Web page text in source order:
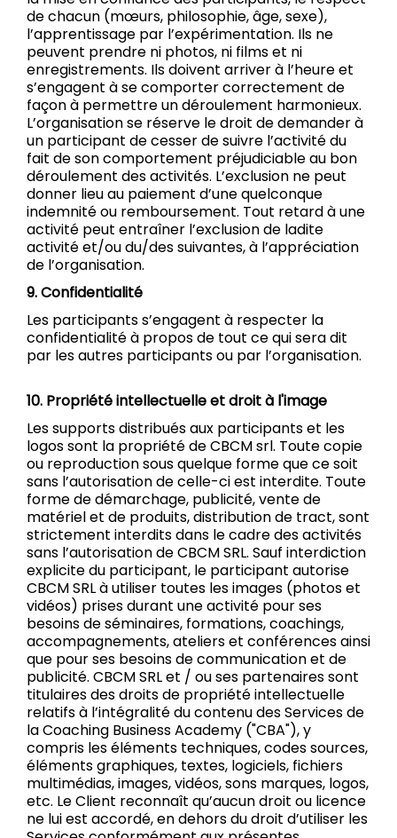
de chacun (mœurs, philosophie, âge, sexe),
l’apprentissage par l’expérimentation. Ils ne
peuvent prendre ni photos, ni films et ni
enregistrements. Ils doivent arriver à l’heure et
s’engagent à se comporter correctement de
façon à permettre un déroulement harmonieux.
L’organisation se réserve le droit de demander à
un participant de cesser de suivre l’activité du
fait de son comportement préjudiciable au bon
déroulement des activités. L’exclusion ne peut
donner lieu au paiement d’une quelconque
indemnité ou remboursement. Tout retard à une
activité peut entraîner l’exclusion de ladite
activité et/ou du/des suivantes, à l’appréciation
de l’organisation.
9. Confidentialité
Les participants s’engagent à respecter la
confidentialité à propos de tout ce qui sera dit
par les autres participants ou par l’organisation.
10. Propriété intellectuelle et droit à l'image
Les supports distribués aux participants et les
logos sont la propriété de CBCM srl. Toute copie
ou reproduction sous quelque forme que ce soit
sans l’autorisation de celle-ci est interdite. Toute
forme de démarchage, publicité, vente de
matériel et de produits, distribution de tract, sont
strictement interdits dans le cadre des activités
sans l’autorisation de CBCM SRL. Sauf interdiction
explicite du participant, le participant autorise
CBCM SRL à utiliser toutes les images (photos et
vidéos) prises durant une activité pour ses
besoins de séminaires, formations, coachings,
accompagnements, ateliers et conférences ainsi
que pour ses besoins de communication et de
publicité. CBCM SRL et / ou ses partenaires sont
titulaires des droits de propriété intellectuelle
relatifs à l’intégralité du contenu des Services de
la Coaching Business Academy ("CBA"), y
compris les éléments techniques, codes sources,
éléments graphiques, textes, logiciels, fichiers
multimédias, images, vidéos, sons marques, logos,
etc. Le Client reconnaît qu’aucun droit ou licence
ne lui est accordé, en dehors du droit d’utiliser les